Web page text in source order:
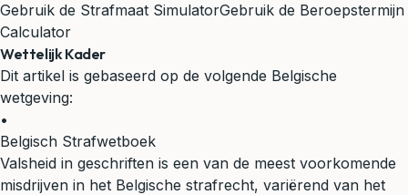
Gebruik de Strafmaat SimulatorGebruik de Beroepstermijn
Calculator
Wettelijk Kader
Dit artikel is gebaseerd op de volgende Belgische
wetgeving:
•
Belgisch Strafwetboek
Valsheid in geschriften is een van de meest voorkomende
misdrijven in het Belgische strafrecht, variërend van het